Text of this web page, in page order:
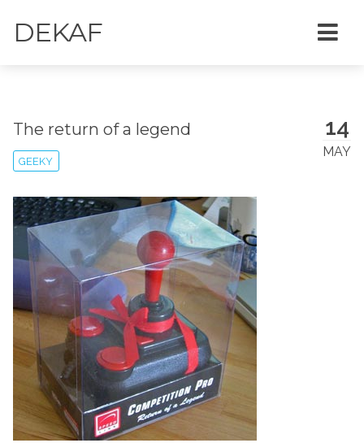
DEKAF
14
MAY
The return of a legend
GEEKY